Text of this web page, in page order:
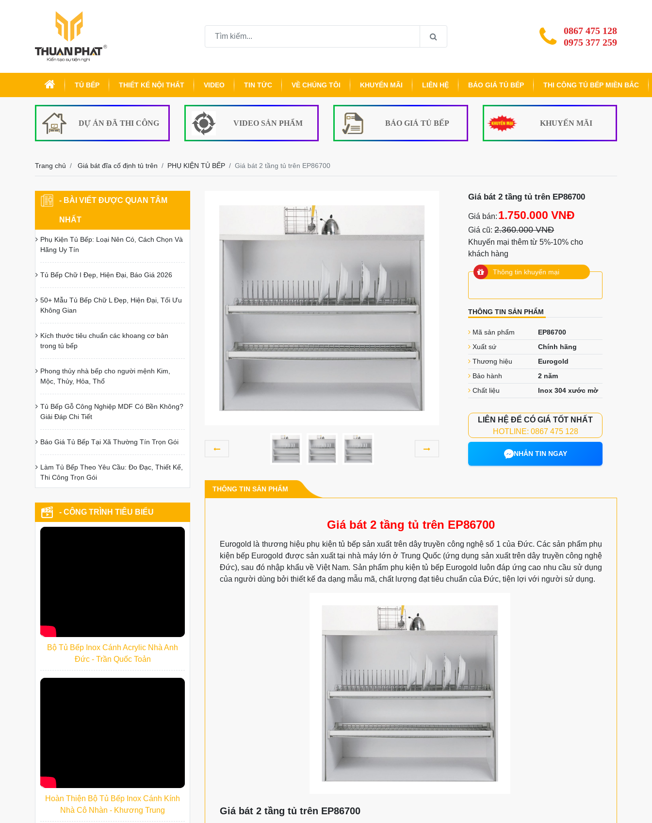
0867 475 128
0975 377 259
TỦ BẾP THIẾT KẾ NỘI THẤT VIDEO TIN TỨC VỀ CHÚNG TÔI KHUYẾN MÃI LIÊN HỆ BÁO GIÁ TỦ BẾP THI CÔNG TỦ BẾP MIỀN BẮC
DỰ ÁN ĐÃ THI CÔNG VIDEO SẢN PHẨM BÁO GIÁ TỦ BẾP KHUYẾN MÃI
Trang chủ Giá bát đĩa cố định tủ trên PHỤ KIỆN TỦ BẾP Giá bát 2 tầng tủ trên EP86700
Giá bát 2 tầng tủ trên EP86700
Giá bán: 1.750.000 VNĐ
Giá cũ: 2.360.000 VNĐ
Khuyến mại thêm từ 5%-10% cho
khách hàng
Thông tin khuyến mại
THÔNG TIN SẢN PHẨM
Mã sản phẩm
EP86700
Xuất sứ
Chính hãng
Thương hiệu
Eurogold
Bảo hành
2 năm
Chất liệu
Inox 304 xước mờ
LIÊN HỆ ĐỂ CÓ GIÁ TỐT NHẤT
HOTLINE: 0867 475 128
NHẮN TIN NGAY
THÔNG TIN SẢN PHẨM
Giá bát 2 tầng tủ trên EP86700
Eurogold là thương hiệu phụ kiện tủ bếp sản xuất trên dây truyền công nghệ số 1 của Đức. Các sản phẩm phụ
kiện bếp Eurogold được sản xuất tại nhà máy lớn ở Trung Quốc (ứng dụng sản xuất trên dây truyền công nghệ
Đức), sau đó nhập khẩu về Việt Nam. Sản phẩm phụ kiện tủ bếp Eurogold luôn đáp ứng cao nhu cầu sử dụng
của người dùng bởi thiết kế đa dạng mẫu mã, chất lượng đạt tiêu chuẩn của Đức, tiện lợi với người sử dụng.
Giá bát 2 tầng tủ trên EP86700
- BÀI VIẾT ĐƯỢC QUAN TÂM
NHẤT
Phụ Kiện Tủ Bếp: Loại Nên Có, Cách Chọn Và
Hãng Uy Tín
Tủ Bếp Chữ I Đẹp, Hiện Đại, Báo Giá 2026
50+ Mẫu Tủ Bếp Chữ L Đẹp, Hiện Đại, Tối Ưu
Không Gian
Kích thước tiêu chuẩn các khoang cơ bản
trong tủ bếp
Phong thủy nhà bếp cho người mệnh Kim,
Mộc, Thủy, Hỏa, Thổ
Tủ Bếp Gỗ Công Nghiệp MDF Có Bền Không?
Giải Đáp Chi Tiết
Báo Giá Tủ Bếp Tại Xã Thường Tín Trọn Gói
Làm Tủ Bếp Theo Yêu Cầu: Đo Đạc, Thiết Kế,
Thi Công Trọn Gói
- CÔNG TRÌNH TIÊU BIỂU
Bộ Tủ Bếp Inox Cánh Acrylic Nhà Anh
Đức - Trần Quốc Toản
Hoàn Thiện Bộ Tủ Bếp Inox Cánh Kính
Nhà Cô Nhàn - Khương Trung